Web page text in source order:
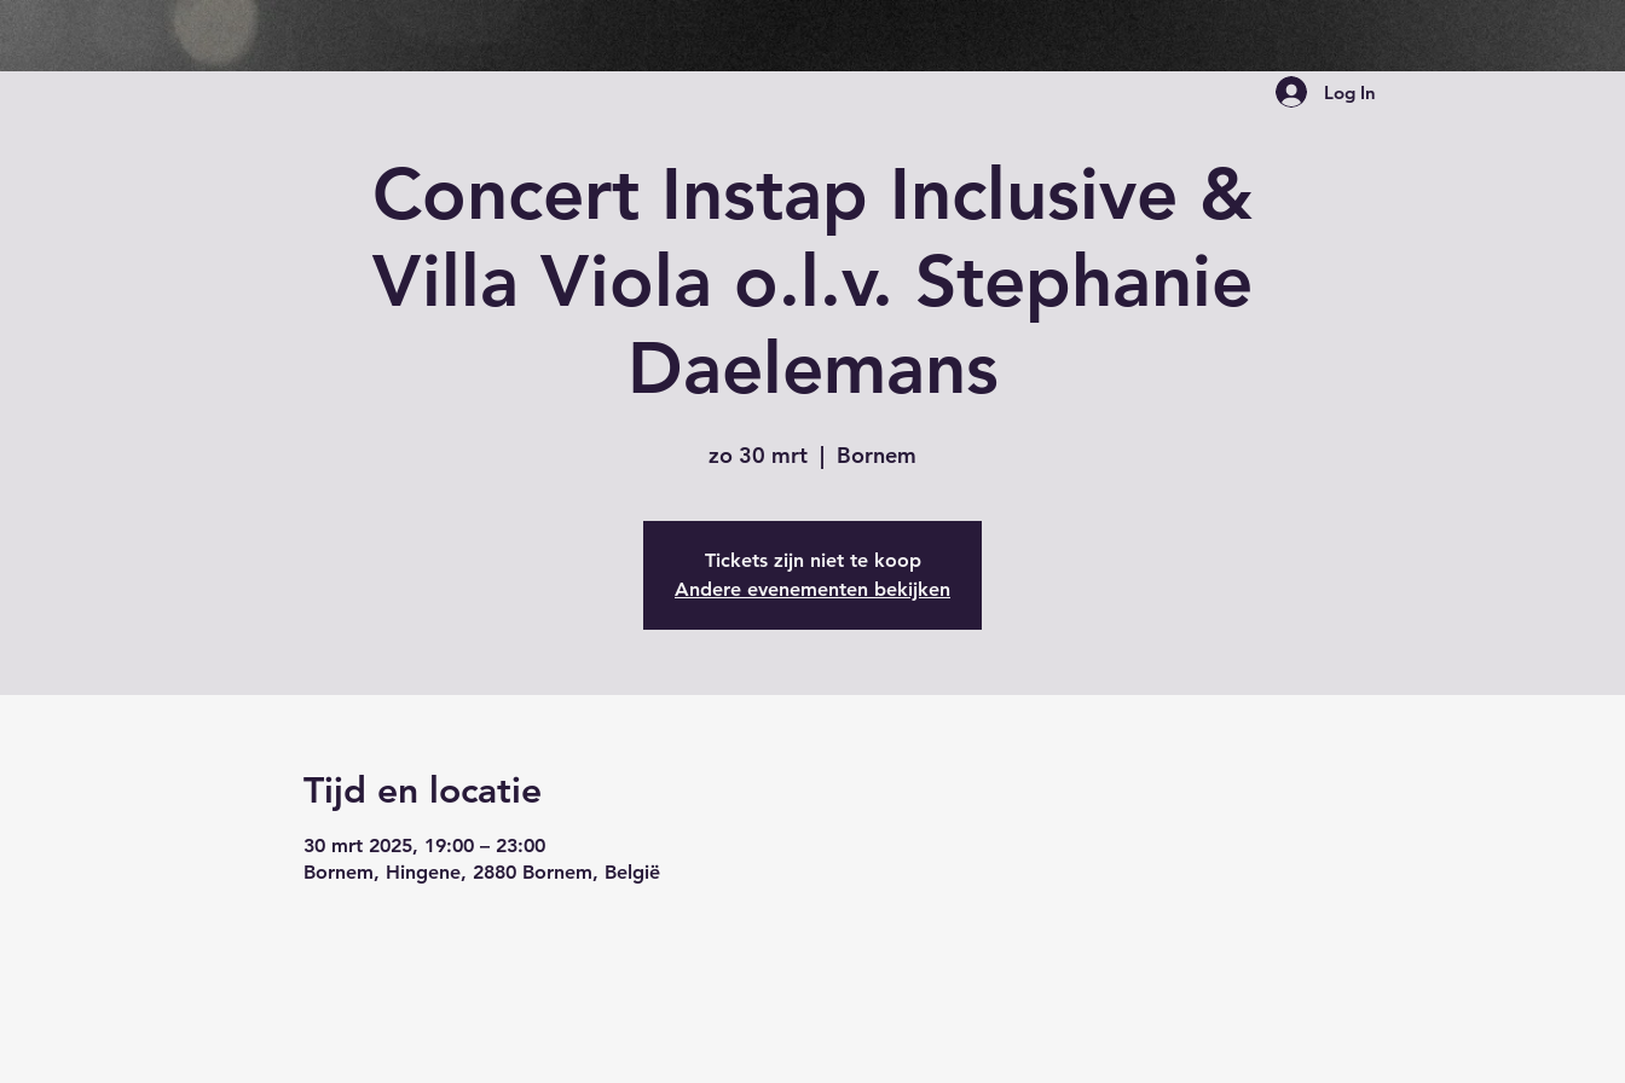
Log In
Concert Instap Inclusive &
Villa Viola o.l.v. Stephanie
Daelemans
zo 30 mrt
  |
Bornem
Tickets zijn niet te koop
Andere evenementen bekijken
Tijd en locatie
30 mrt 2025, 19:00 – 23:00
Bornem, Hingene, 2880 Bornem, België